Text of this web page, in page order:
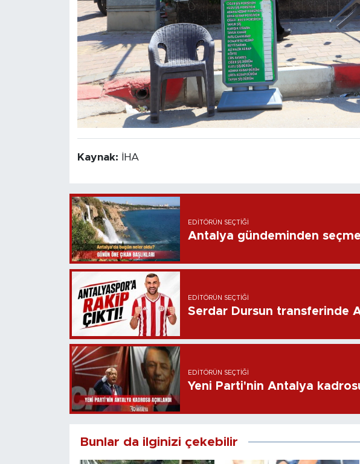
Kaynak: İHA
EDITÖRÜN SEÇTIĞI
Antalya gündeminden
EDITÖRÜN SEÇTIĞI
Serdar Dursun transferinde
EDITÖRÜN SEÇTIĞI
Yeni Parti'nin Antalya
Bunlar da ilginizi çekebilir